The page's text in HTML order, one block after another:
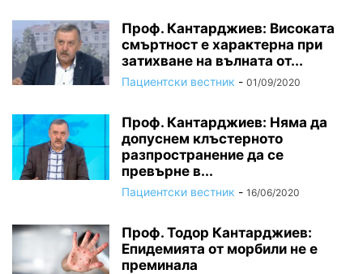
Проф. Кантарджиев: Високата
смъртност е характерна при
затихване на вълната от...
Пациентски вестник - 01/09/2020
Проф. Кантарджиев: Няма да
допуснем клъстерното
разпространение да се
превърне в...
Пациентски вестник - 16/06/2020
Проф. Тодор Кантарджиев:
Епидемията от морбили не е
преминала